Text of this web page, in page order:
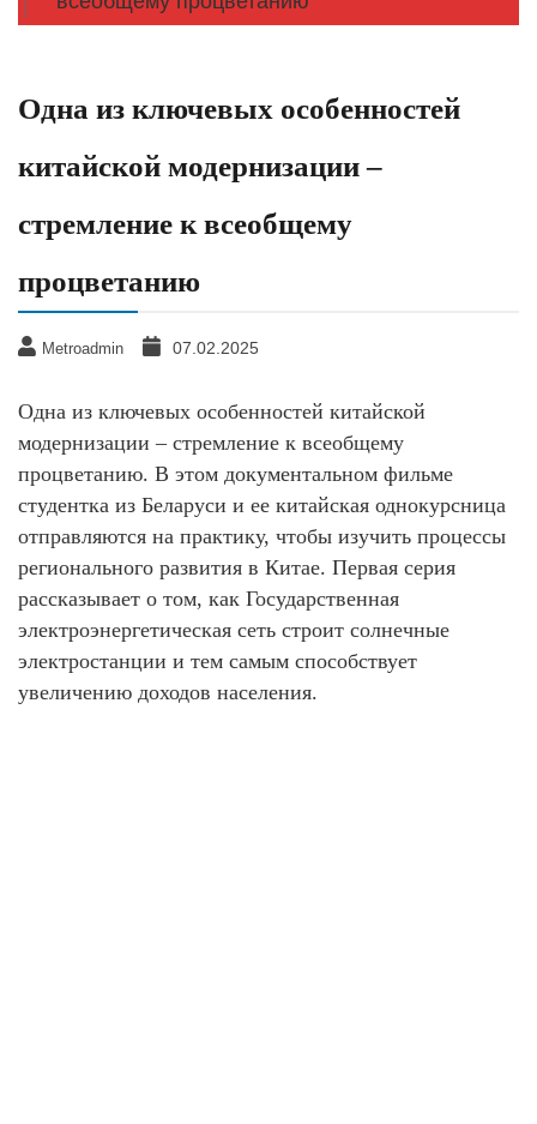
Одна из ключевых особенностей
китайской модернизации –
стремление к всеобщему
процветанию
Metroadmin 07.02.2025
Одна из ключевых особенностей китайской
модернизации – стремление к всеобщему
процветанию. В этом документальном фильме
студентка из Беларуси и ее китайская однокурсница
отправляются на практику, чтобы изучить процессы
регионального развития в Китае. Первая серия
рассказывает о том, как Государственная
электроэнергетическая сеть строит солнечные
электростанции и тем самым способствует
увеличению доходов населения.